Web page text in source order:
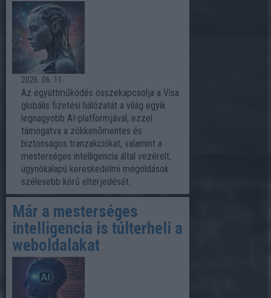
2026. 06. 11.
Az együttműködés összekapcsolja a Visa
globális fizetési hálózatát a világ egyik
legnagyobb AI-platformjával, ezzel
támogatva a zökkenőmentes és
biztonságos tranzakciókat, valamint a
mesterséges intelligencia által vezérelt,
ügynökalapú kereskedelmi megoldások
szélesebb körű elterjedését.
Már a mesterséges
intelligencia is túlterheli a
weboldalakat